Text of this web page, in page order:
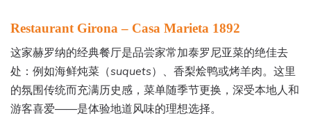
Restaurant Girona – Casa Marieta 1892
这家赫罗纳的经典餐厅是品尝家常加泰罗尼亚菜的绝佳去
处：例如海鲜炖菜（suquets）、香梨烩鸭或烤羊肉。这里
的氛围传统而充满历史感，菜单随季节更换，深受本地人和
游客喜爱——是体验地道风味的理想选择。